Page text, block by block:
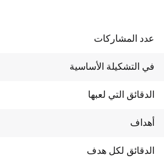
عدد المشاركات
في التشكيلة الأساسية
الدقائق التي لعبها
أهداف
الدقائق لكل هدف